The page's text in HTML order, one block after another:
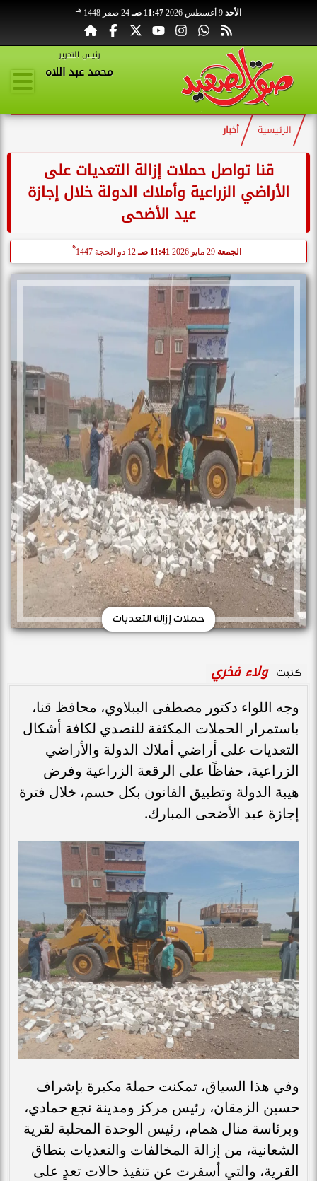
الأحد 11:47 صـ 24 صفر 1448 هـ
رئيس التحرير
محمد عبد اللاه
الرئيسية أخبار
قنا تواصل حملات إزالة التعديات على
الأراضي الزراعية وأملاك الدولة خلال إجازة
عيد الأضحى
الجمعة 11:41 صـ 12 ذو الحجة 1447
هـ
حملات إزالة التعديات
كتبت ولاء فخري
وجه اللواء دكتور مصطفى الببلاوي، محافظ قنا،
باستمرار الحملات المكثفة للتصدي لكافة أشكال
التعديات على أراضي أملاك الدولة والأراضي
الزراعية، حفاظًا على الرقعة الزراعية وفرض
هيبة الدولة وتطبيق القانون بكل حسم، خلال فترة
إجازة عيد الأضحى المبارك.
وفي هذا السياق، تمكنت حملة مكبرة بإشراف
حسين الزمقان، رئيس مركز ومدينة نجع حمادي،
وبرئاسة منال همام، رئيس الوحدة المحلية لقرية
الشعانية، من إزالة المخالفات والتعديات بنطاق
القرية، والتي أسفرت عن تنفيذ حالات تعدٍ على